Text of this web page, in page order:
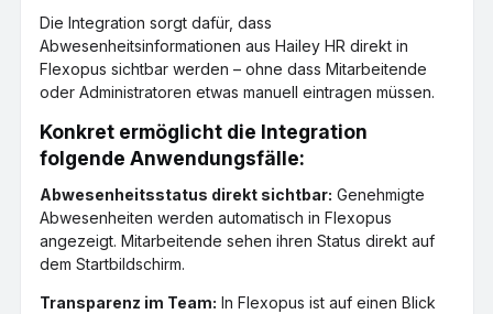
Die Integration sorgt dafür, dass
Abwesenheitsinformationen aus Hailey HR direkt in
Flexopus sichtbar werden – ohne dass Mitarbeitende
oder Administratoren etwas manuell eintragen müssen.
Konkret ermöglicht die Integration
folgende Anwendungsfälle:
Abwesenheitsstatus direkt sichtbar: Genehmigte
Abwesenheiten werden automatisch in Flexopus
angezeigt. Mitarbeitende sehen ihren Status direkt auf
dem Startbildschirm.
Transparenz im Team: In Flexopus ist auf einen Blick